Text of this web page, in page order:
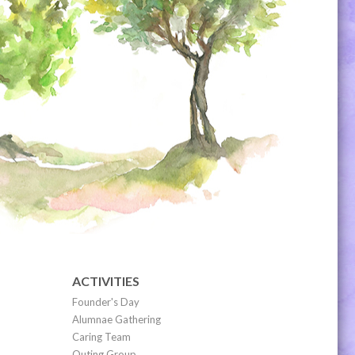
ACTIVITIES
Founder's Day
Alumnae Gathering
Caring Team